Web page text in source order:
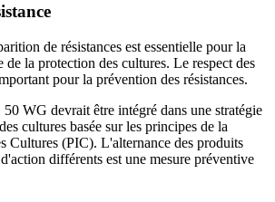
de résistances est essentielle pour la
la protection des cultures. Le respect des
pour la prévention des résistances.
WG devrait être intégré dans une stratégie
cultures basée sur les principes de la
Cultures (PIC). L'alternance des produits
différents est une mesure préventive